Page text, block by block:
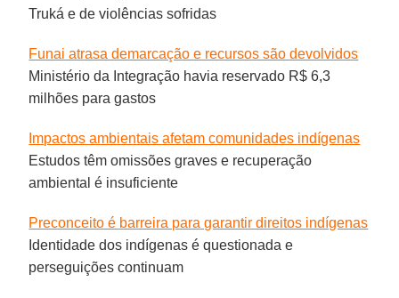
Truká e de violências sofridas
Funai atrasa demarcação e recursos são devolvidos
Ministério da Integração havia reservado R$ 6,3
milhões para gastos
Impactos ambientais afetam comunidades indígenas
Estudos têm omissões graves e recuperação
ambiental é insuficiente
Preconceito é barreira para garantir direitos indígenas
Identidade dos indígenas é questionada e
perseguições continuam